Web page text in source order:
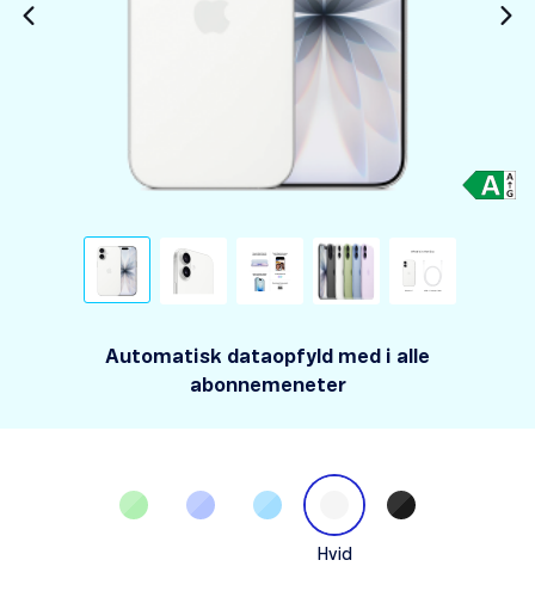
Automatisk dataopfyld med i alle
abonnemeneter
Hvid